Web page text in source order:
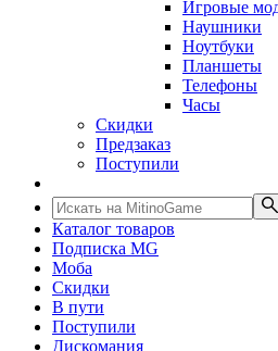
Игровые
Наушники
Ноутбуки
Планшеты
Телефоны
Часы
Скидки
Предзаказ
Поступили
Каталог товаров
Подписка MG
Моба
Скидки
В пути
Поступили
Дискомания